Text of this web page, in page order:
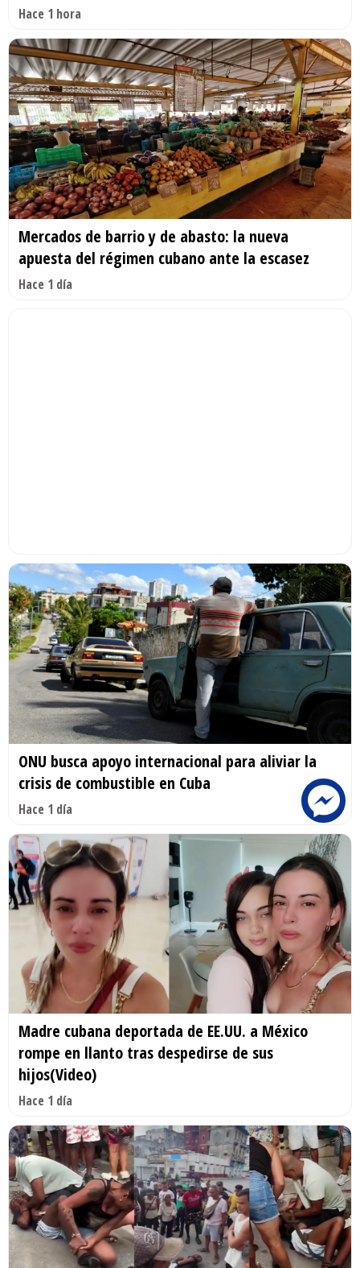
Hace 1 hora
Mercados de barrio y de abasto: la nueva
apuesta del régimen cubano ante la escasez
Hace 1 día
ONU busca apoyo internacional para aliviar la
crisis de combustible en Cuba
Hace 1 día
Madre cubana deportada de EE.UU. a México
rompe en llanto tras despedirse de sus
hijos(Video)
Hace 1 día